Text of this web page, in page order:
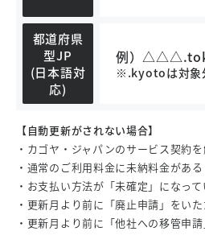
都道府県
型JP
(日本語対
応)
例）
※.kyotoは対象
【自動更新がされない場合】
・カゴヤ・ジャパンのサービス契約
・通常のご利用料金に未納料金がある
・お支払い方法が「未確定」になって
・更新月より前に「廃止申請」をい
・更新月より前に「他社への移管申